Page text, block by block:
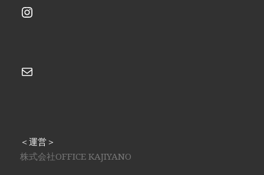
Instagram
メール
＜運営＞
株式会社OFFICE KAJIYANO